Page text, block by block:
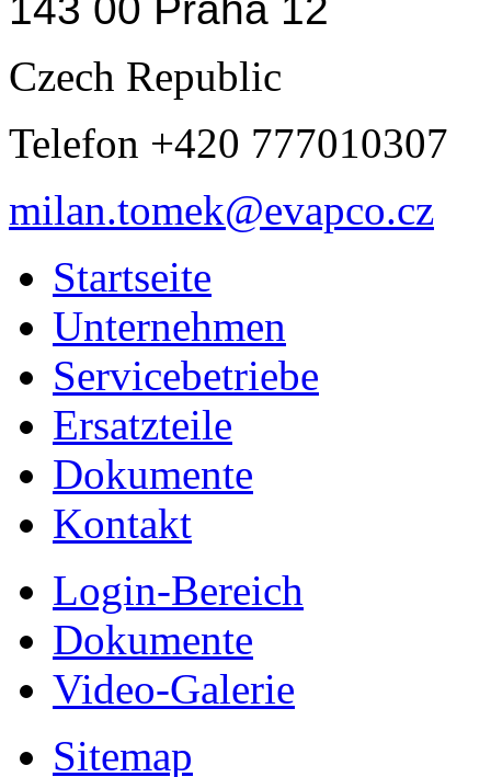
Czech Republic
Telefon +420 777010307
milan.tomek@evapco.cz
Startseite
Unternehmen
Servicebetriebe
Ersatzteile
Dokumente
Kontakt
Login-Bereich
Dokumente
Video-Galerie
Sitemap